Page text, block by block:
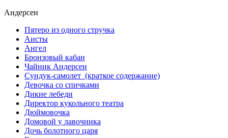
Андерсен
Пятеро из одного стручка
Аисты
Ангел
Бронзовый кабан
Чайник Андерсен
Сундук-самолет (краткое содержание)
Девочка со спичками
Дикие лебеди
Директор кукольного театра
Дюймовочка
Домовой у лавочника
Дочь болотного царя